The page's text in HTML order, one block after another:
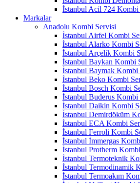
İstanbul Acil 724 Kombi
Markalar
Anadolu Kombi Servisi
İstanbul Airfel Kombi
İstanbul Alarko Kombi
İstanbul Arçelik Kombi
İstanbul Baykan Kombi
İstanbul Baymak Kombi
İstanbul Beko Kombi
İstanbul Bosch Kombi
İstanbul Buderus Kombi
İstanbul Daikin Kombi
İstanbul Demirdöküm
İstanbul ECA Kombi
İstanbul Ferroli Kombi
İstanbul İmmergas
İstanbul Protherm
İstanbul Termoteknik
İstanbul Termodinamik
İstanbul Termoakım